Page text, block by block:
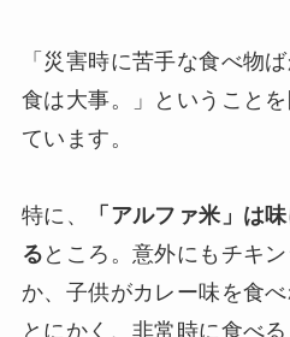
「災害時に苦手な食べ物
食は大事。」ということ
ています。
特に、
「アルファ米」は
る ところ。意外にもチキ
か、子供がカレー味を食
とにかく、非常時に食べ